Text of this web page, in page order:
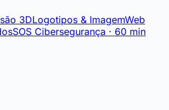
3DLogotipos & ImagemWeb
SOS Cibersegurança · 60 min